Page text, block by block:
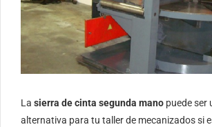
La sierra de cinta segunda mano puede ser
alternativa para tu taller de mecanizados si